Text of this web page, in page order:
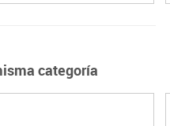
categoría